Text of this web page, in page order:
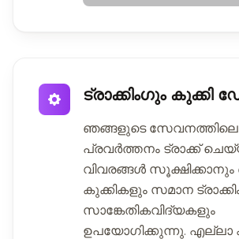
ട്രാക്കിംഗും കുക്കി
ഞങ്ങളുടെ സേവനത്തിലെ
പ്രവർത്തനം ട്രാക്ക്
വിവരങ്ങൾ
കുക്കികളും സമാന
സാങ്കേതികവിദ്യകളും
ഉപയോഗിക്കുന്നു. എല്ലാ